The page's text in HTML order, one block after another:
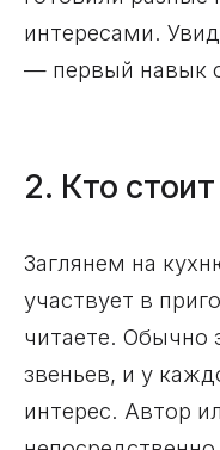
интересами.
— первый навык
2. Кто
Заглянем на
участвует в
читаете. Обычно
звеньев, и у
интерес. Автор